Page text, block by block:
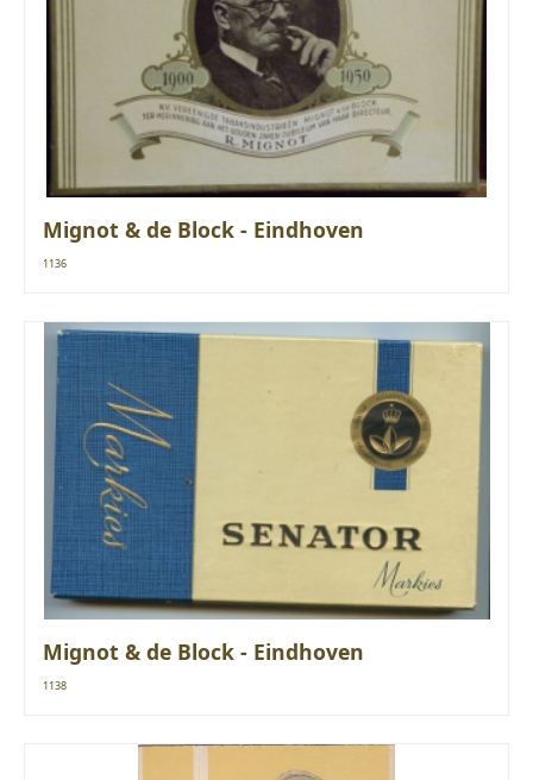
Mignot & de Block - Eindhoven
1136
Mignot & de Block - Eindhoven
1138